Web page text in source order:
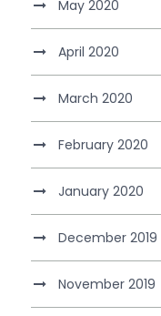
May 2020
April 2020
March 2020
February 2020
January 2020
December 2019
November 2019